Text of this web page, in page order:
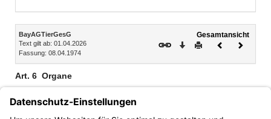
Inhalt
BayAGTierGesG
Text gilt ab: 01.04.2026
Fassung: 08.04.1974
Gesamtansicht
Download
DruckenVorheriges
Art. 6 Organe
der bei dieser gebildete Landesausschuß,